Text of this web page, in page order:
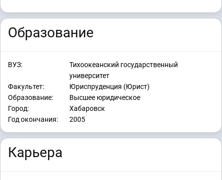
Образование
ВУЗ:
Тихоокеанский государственный
университет
Факультет:
Юриспруденция (Юрист)
Образование:
Высшее юридическое
Город:
Хабаровск
Год окончания:
2005
Карьера